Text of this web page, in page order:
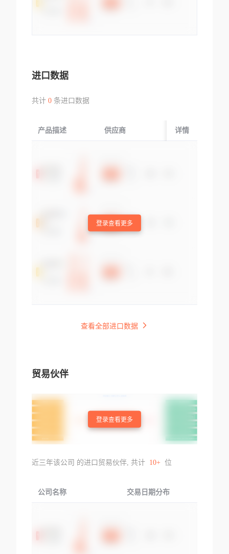
进口数据
共计 0条进口数据
产品描述 供应商 起运国/地区
详情
登录查看更多
查看全部进口数据
贸易伙伴
登录查看更多
近三年该公司 的进口贸易伙伴, 共计 10+ 位
公司名称 交易日期分布